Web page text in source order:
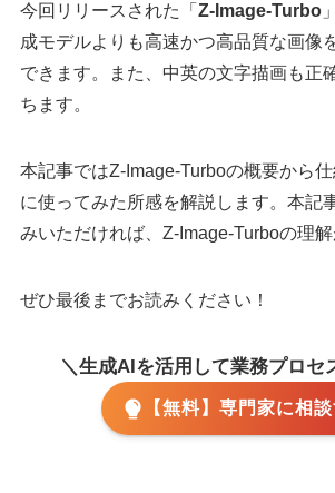
今回リリースされた「 Z-Image-Turbo
成モデルよりも高速かつ高品質な画像
できます。また、中英の文字描画も正
ちます。
本記事ではZ-Image-Turboの概要から
に使ってみた所感を解説します。本記
みいただければ、Z-Image-Turboの理解
ぜひ最後までお読みください！
＼生成AIを活用して業務プロセ
【無料】専門家に相